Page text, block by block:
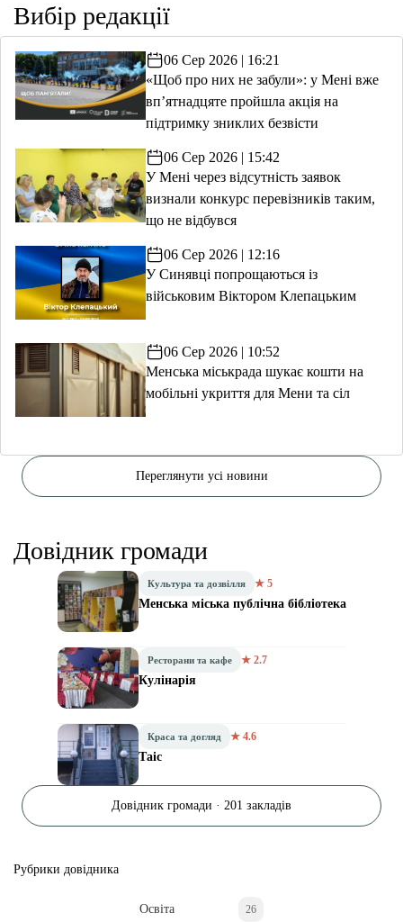
Вибір редакції
06 Сер 2026 | 16:21
«Щоб про них не забули»: у Мені вже
вп’ятнадцяте пройшла акція на
підтримку зниклих безвісти
06 Сер 2026 | 15:42
У Мені через відсутність заявок
визнали конкурс перевізників таким,
що не відбувся
06 Сер 2026 | 12:16
У Синявці попрощаються із
військовим Віктором Клепацьким
06 Сер 2026 | 10:52
Менська міськрада шукає кошти на
мобільні укриття для Мени та сіл
Переглянути усі новини
Довідник громади
Культура та дозвілля ★ 5
Менська міська публічна бібліотека
Ресторани та кафе ★ 2.7
Кулінарія
Краса та догляд ★ 4.6
Таіс
Довідник громади · 201 закладів
Рубрики довідника
Освіта 26